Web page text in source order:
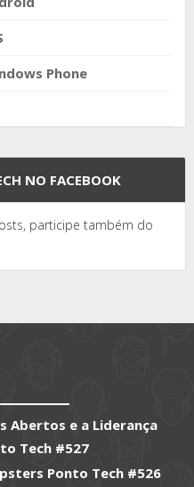
Phone
NO FACEBOOK
participe também do
Abertos e a Liderança
Tech #527
Ponto Tech #526